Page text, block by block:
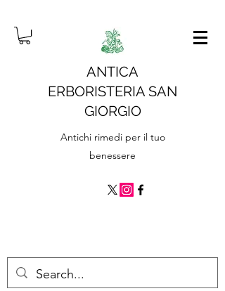
ANTICA
ERBORISTERIA SAN
GIORGIO
Antichi rimedi per il tuo
benessere